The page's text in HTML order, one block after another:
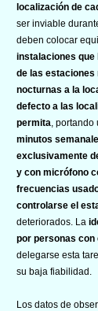
localización de
ser inviable
deben colocar
instalaciones que
de las estaciones
nocturnas a la
defecto a las
permita ,
minutos
exclusivamente
y con micrófono
frecuencias
controlarse el
deteriorados. La
por personas
delegarse esta
su baja fiabilidad.
Los datos de